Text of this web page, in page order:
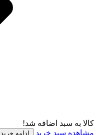
کالا به سبد اضافه شد!
مشاهده سبد خرید
ادامه خرید